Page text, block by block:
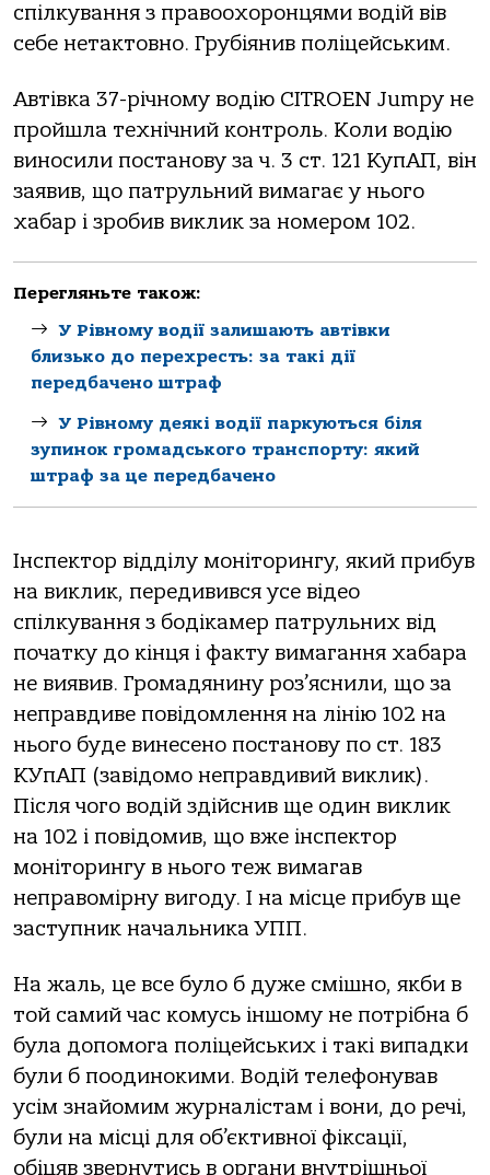
спілкування з правоохоронцями водій вів
себе нетактовно. Грубіянив поліцейським.
Автівка 37-річному водію CITROEN Jumpy не
пройшла технічний контроль. Коли водію
виносили постанову за ч. 3 ст. 121 КупАП, він
заявив, що патрульний вимагає у нього
хабар і зробив виклик за номером 102.
Перегляньте також:
У Рівному водії залишають автівки
близько до перехресть: за такі дії
передбачено штраф
У Рівному деякі водії паркуються біля
зупинок громадського транспорту: який
штраф за це передбачено
Інспектор відділу моніторингу, який прибув
на виклик, передивився усе відео
спілкування з бодікамер патрульних від
початку до кінця і факту вимагання хабара
не виявив. Громадянину роз’яснили, що за
неправдиве повідомлення на лінію 102 на
нього буде винесено постанову по ст. 183
КУпАП (завідомо неправдивий виклик).
Після чого водій здійснив ще один виклик
на 102 і повідомив, що вже інспектор
моніторингу в нього теж вимагав
неправомірну вигоду. І на місце прибув ще
заступник начальника УПП.
На жаль, це все було б дуже смішно, якби в
той самий час комусь іншому не потрібна б
була допомога поліцейських і такі випадки
були б поодинокими. Водій телефонував
усім знайомим журналістам і вони, до речі,
були на місці для об’єктивної фіксації,
обіцяв звернутись в органи внутрішньої